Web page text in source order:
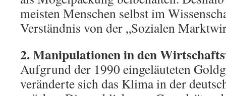
meisten Menschen selbst im
Verständnis von der „Sozialen
2. Manipulationen in den
Aufgrund der 1990 eingeläuteten
veränderte sich das Klima in der